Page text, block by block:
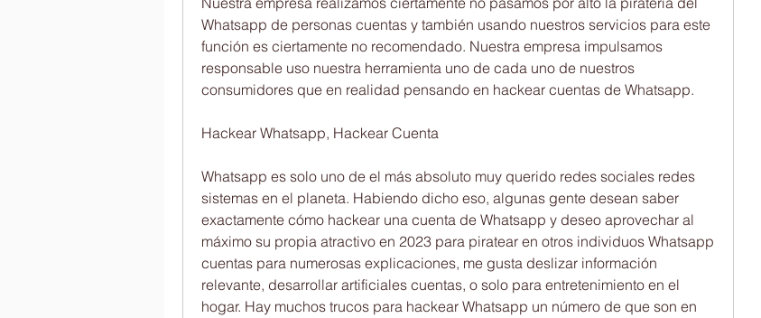
Whatsapp de personas cuentas y también usando nuestros servicios para este
función es ciertamente no recomendado. Nuestra empresa impulsamos
responsable uso nuestra herramienta uno de cada uno de nuestros
consumidores que en realidad pensando en hackear cuentas de Whatsapp.
Hackear Whatsapp, Hackear Cuenta
Whatsapp es solo uno de el más absoluto muy querido redes sociales redes
sistemas en el planeta. Habiendo dicho eso, algunas gente desean saber
exactamente cómo hackear una cuenta de Whatsapp y deseo aprovechar al
máximo su propia atractivo en 2023 para piratear en otros individuos Whatsapp
cuentas para numerosas explicaciones, me gusta deslizar información
relevante, desarrollar artificiales cuentas, o solo para entretenimiento en el
hogar. Hay muchos trucos para hackear Whatsapp un número de que son en